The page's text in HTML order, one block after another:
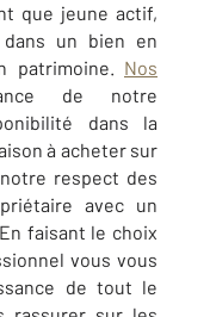
que jeune actif,
un bien en
patrimoine. Nos
de notre
dans la
à acheter sur
respect des
avec un
faisant le choix
vous vous
de tout le